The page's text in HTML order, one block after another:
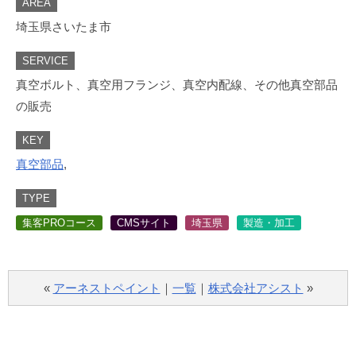
AREA
埼玉県さいたま市
SERVICE
真空ボルト、真空用フランジ、真空内配線、その他真空部品
の販売
KEY
真空部品,
TYPE
集客PROコース CMSサイト 埼玉県 製造・加工
« アーネストペイント ｜ 一覧 ｜ 株式会社アシスト »